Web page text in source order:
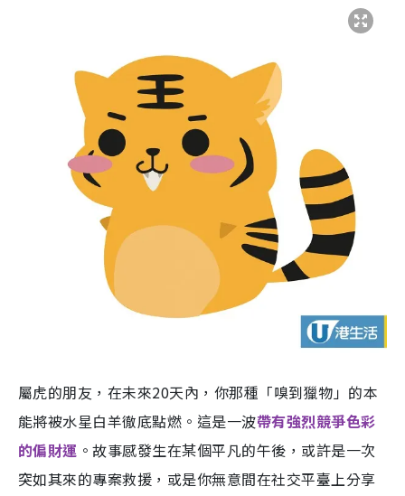
屬虎的朋友，在未來20天內，你那種「嗅到獵物」的本
能將被水星白羊徹底點燃。這是一波帶有強烈競爭色彩
的偏財運 。故事感發生在某個平凡的午後，或許是一次
突如其來的專案救援，或是你無意間在社交平臺上分享